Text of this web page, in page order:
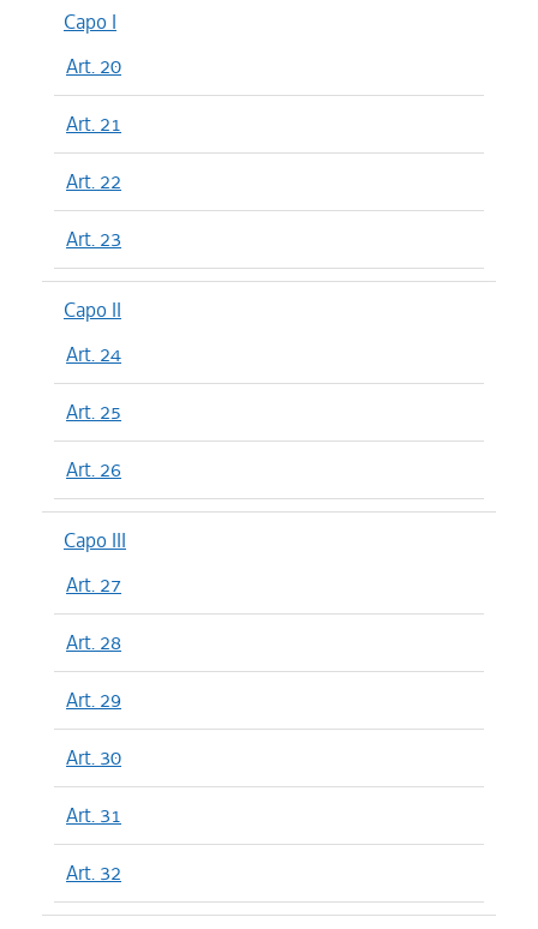
Capo I
Art. 20
Art. 21
Art. 22
Art. 23
Capo II
Art. 24
Art. 25
Art. 26
Capo III
Art. 27
Art. 28
Art. 29
Art. 30
Art. 31
Art. 32